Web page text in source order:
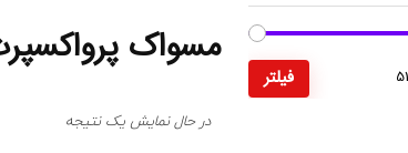
فیلتر
مسواک
در حال نمایش یک نتیجه